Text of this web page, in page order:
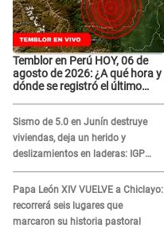
Temblor en Perú HOY, 06 de
agosto de 2026: ¿A qué hora y
dónde se registró el último
Sismo de 5.0 en Junín destruye
viviendas, deja un herido y
deslizamientos en laderas: IGP
alerta sobre posibles réplicas
Papa León XIV VUELVE a Chiclayo:
recorrerá seis lugares que
marcaron su historia pastoral